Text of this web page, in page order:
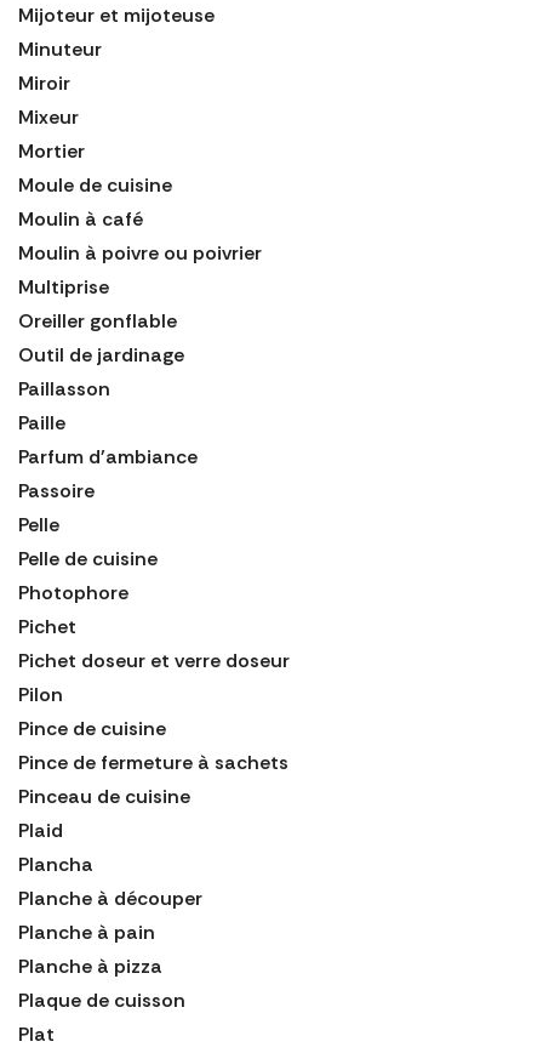
Mijoteur et mijoteuse
Minuteur
Miroir
Mixeur
Mortier
Moule de cuisine
Moulin à café
Moulin à poivre ou poivrier
Multiprise
Oreiller gonflable
Outil de jardinage
Paillasson
Paille
Parfum d'ambiance
Passoire
Pelle
Pelle de cuisine
Photophore
Pichet
Pichet doseur et verre doseur
Pilon
Pince de cuisine
Pince de fermeture à sachets
Pinceau de cuisine
Plaid
Plancha
Planche à découper
Planche à pain
Planche à pizza
Plaque de cuisson
Plat